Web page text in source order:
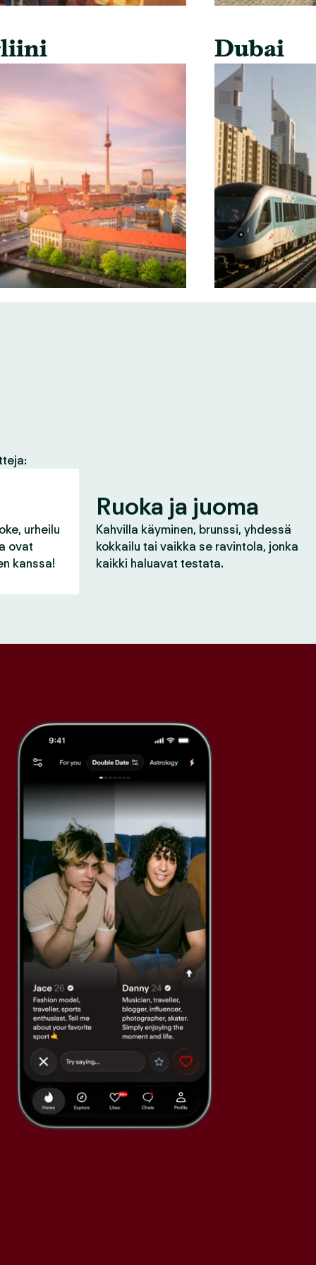
Dubai
urheilu
ovat
kanssa!
Ruoka ja juoma
Kahvilla käyminen, brunssi, yhdessä
kokkailu tai vaikka se ravintola, jonka
kaikki haluavat testata.